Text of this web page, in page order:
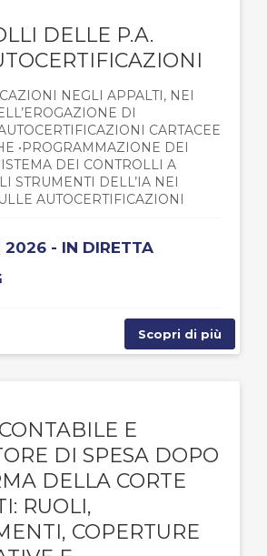
DELLE P.A.
NEGLI APPALTI, NEI
DI
CARTACEE
•PROGRAMMAZIONE DEI
DEI CONTROLLI A
STRUMENTI DELL’IA NEI
AUTOCERTIFICAZIONI
2026 - IN DIRETTA
Scopri di più
E
DI SPESA DOPO
DELLA CORTE
RUOLI,
COPERTURE